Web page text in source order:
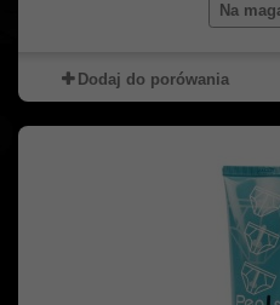
Na
Dodaj do porówania